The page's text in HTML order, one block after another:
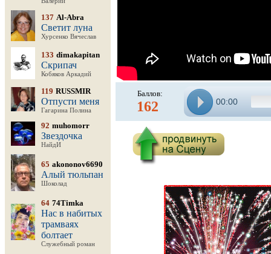
137 Al-Abra
Светит луна
Хурсенко Вячеслав
133 dimakapitan
Скрипач
Кобяков Аркадий
119 RUSSMIR
Отпусти меня
Гагарина Полина
92 muhomorr
Звездочка
НайдИ
65 akononov6690
Алый тюльпан
Шоколад
64 74Timka
Нас в набитых
трамваях
болтает
Служебный роман
Баллов:
162 00:00